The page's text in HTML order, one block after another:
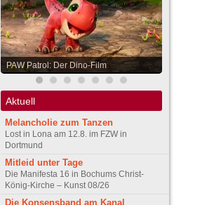
PAW Patrol: Der Dino-Film
Aktuell
Melancholie zum Tanzen
Lost in Lona am 12.8. im FZW in
Dortmund
Mitleid unter Tage
Die Manifesta 16 in Bochums Christ-
König-Kirche – Kunst 08/26
Die Konsensband am Kanal